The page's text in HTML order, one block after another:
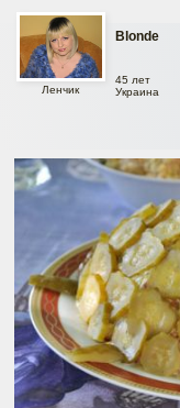
Blonde
Ленчик
45 лет
Украина